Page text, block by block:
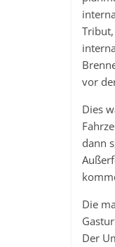
vor
Dies
dann
Die
Der